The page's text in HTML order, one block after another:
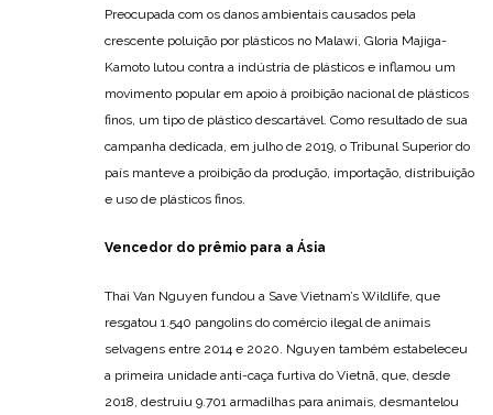
Preocupada com os danos ambientais causados pela
crescente poluição por plásticos no Malawi, Gloria Majiga-
Kamoto lutou contra a indústria de plásticos e inflamou um
movimento popular em apoio à proibição nacional de plásticos
finos, um tipo de plástico descartável. Como resultado de sua
campanha dedicada, em julho de 2019, o Tribunal Superior do
país manteve a proibição da produção, importação, distribuição
e uso de plásticos finos.
Vencedor do prêmio para a Ásia
Thai Van Nguyen fundou a Save Vietnam’s Wildlife, que
resgatou 1.540 pangolins do comércio ilegal de animais
selvagens entre 2014 e 2020. Nguyen também estabeleceu
a primeira unidade anti-caça furtiva do Vietnã, que, desde
2018, destruiu 9.701 armadilhas para animais, desmantelou